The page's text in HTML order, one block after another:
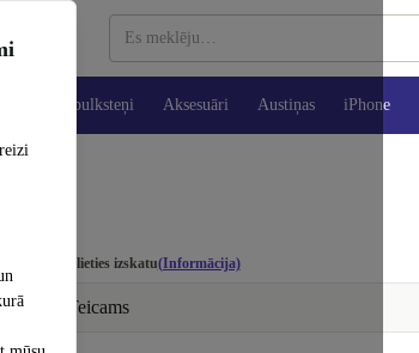
Viedpulksteņi Aksesuāri Austiņas iPhone
Izvēlieties izskatu(Informācija)
Teicams